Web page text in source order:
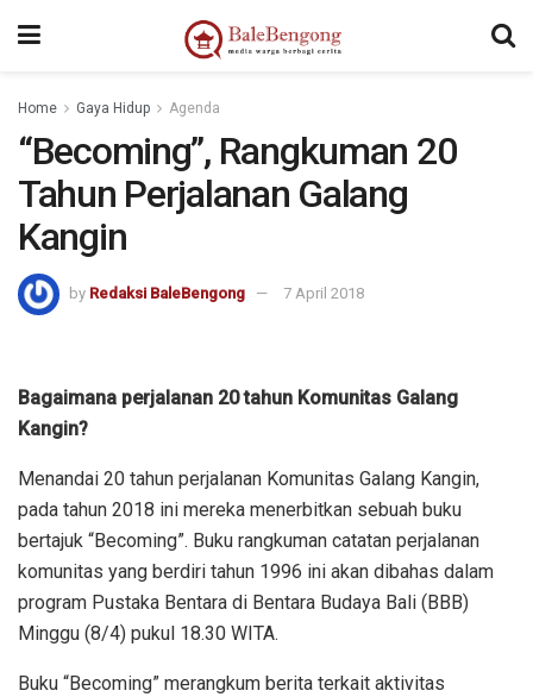
Home Gaya Hidup Agenda
“Becoming”, Rangkuman 20
Tahun Perjalanan Galang
Kangin
by Redaksi BaleBengong 7 April 2018
Bagaimana perjalanan 20 tahun Komunitas Galang
Kangin?
Menandai 20 tahun perjalanan Komunitas Galang Kangin,
pada tahun 2018 ini mereka menerbitkan sebuah buku
bertajuk “Becoming”. Buku rangkuman catatan perjalanan
komunitas yang berdiri tahun 1996 ini akan dibahas dalam
program Pustaka Bentara di Bentara Budaya Bali (BBB)
Minggu (8/4) pukul 18.30 WITA.
Buku “Becoming” merangkum berita terkait aktivitas